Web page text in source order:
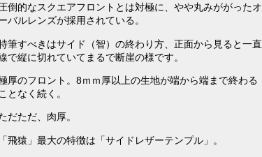
倒的なスクエアフロントとは対極に、やや丸みががったオ
バルレンズが採用されている。
筆すべきはサイド（智）の終わり方、正面から見ると一直
で縦に切れていてまるで断崖の様です。
厚のフロント。8ｍｍ厚以上の生地が端から端まで終わる
ことなく続く。
だただ、肉厚。
「飛猿」最大の特徴は「サイドレザーテンプル」。